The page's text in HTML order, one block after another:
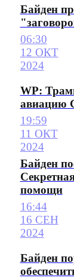
Байден
06:30
12 ОКТ
2024
WP:
авиацию
19:59
11 ОКТ
2024
Байден
помощи
16:44
16 СЕН
2024
Байден